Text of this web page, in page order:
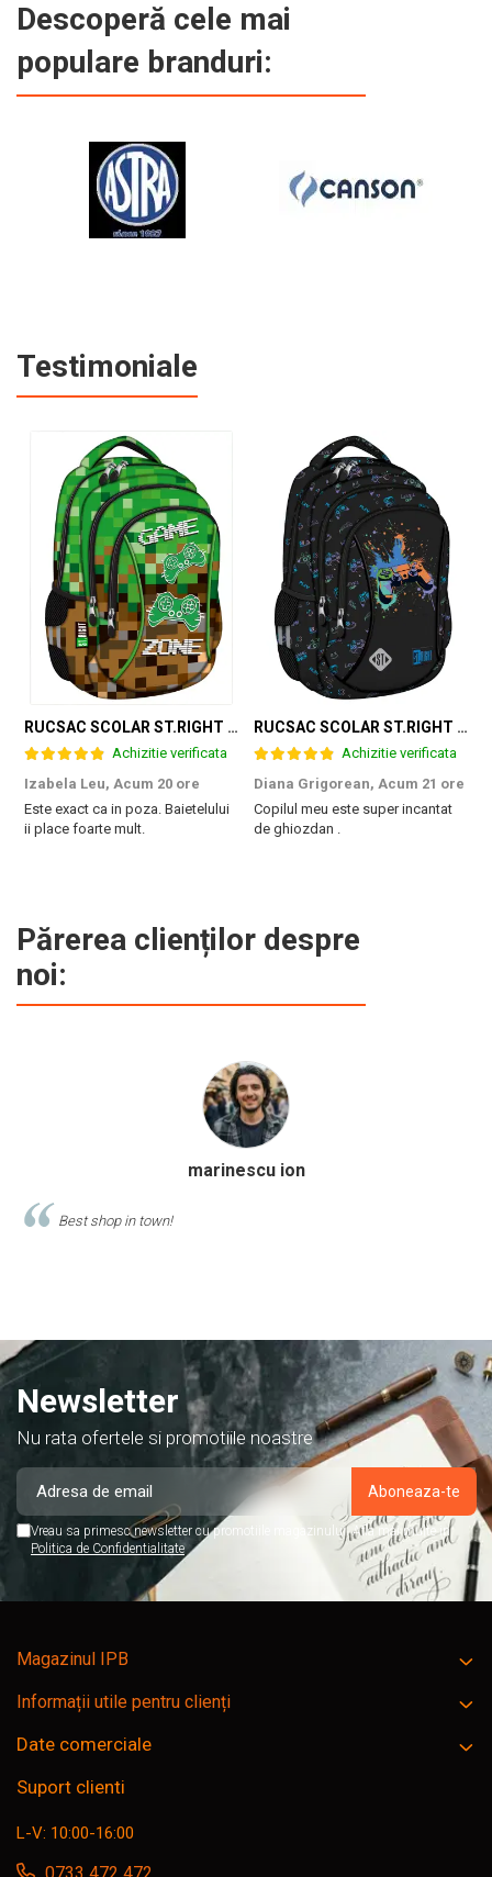
Descoperă cele mai
populare branduri:
Testimoniale
RUCSAC SCOLAR ST.RIGHT 3 COMPARTIMENTE GAME ZONE BP-26 301384
Achizitie verificata
Izabela Leu, Acum 20 ore
Este exact ca in poza. Baietelului
ii place foarte mult.
RUCSAC SCOLAR ST.RIGHT 3 COMPARTIMENTE GAME CONTROLLER SPLASH BP-26 697562
Achizitie verificata
Diana Grigorean, Acum 21 ore
Copilul meu este super incantat
de ghiozdan .
Părerea clienților despre
noi:
Calinescu Matei
Comand produse de papetarie si birotica de cel putin 10 ani de la
Newsletter
Nu rata ofertele si promotiile noastre
Vreau sa primesc newsletter cu promotiile magazinului. Afla mai multe in
Politica de Confidentialitate
Magazinul IPB
Informații utile pentru clienți
Date comerciale
Suport clienti
L-V: 10:00-16:00
0733 472 472